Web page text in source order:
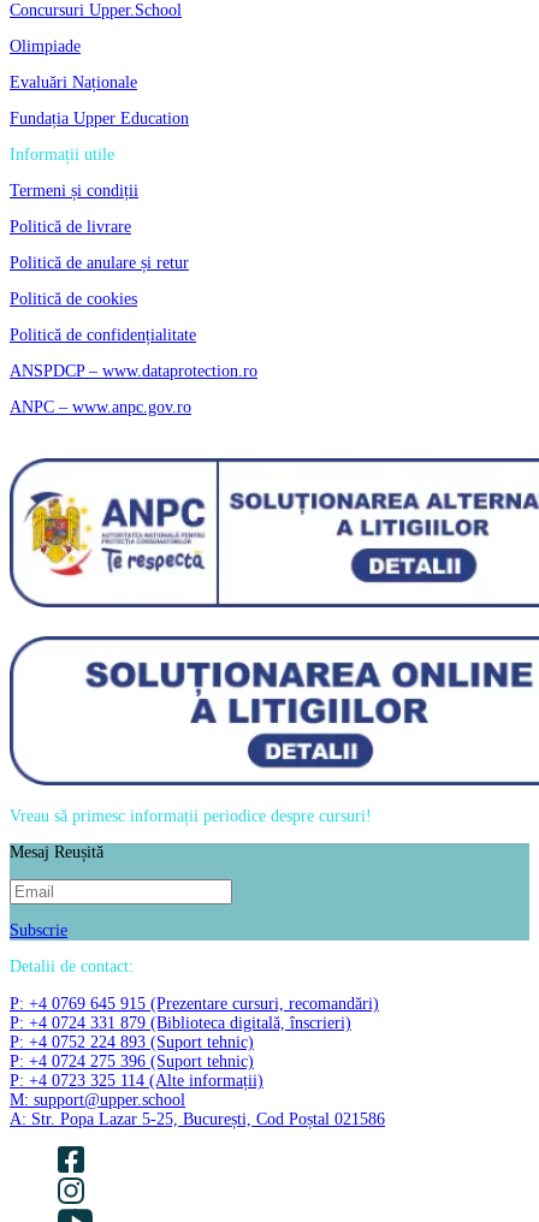
Concursuri Upper.School
Olimpiade
Evaluări Naționale
Fundația Upper Education
Informații utile
Termeni și condiții
Politică de livrare
Politică de anulare și retur
Politică de cookies
Politică de confidențialitate
ANSPDCP – www.dataprotection.ro
ANPC – www.anpc.gov.ro
Vreau să primesc informații periodice despre cursuri!
Mesaj Reușită
Subscrie
Detalii de contact:
P: +4 0769 645 915 (Prezentare cursuri, recomandări)
P: +4 0724 331 879 (Biblioteca digitală, înscrieri)
P: +4 0752 224 893 (Suport tehnic)
P: +4 0724 275 396 (Suport tehnic)
P: +4 0723 325 114 (Alte informații)
M: support@upper.school
A: Str. Popa Lazar 5-25, București, Cod Poștal 021586